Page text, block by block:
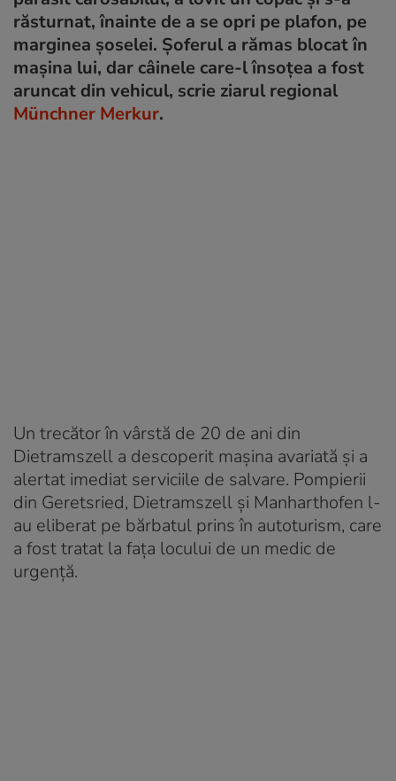
răsturnat, înainte de a se opri pe plafon, pe
marginea șoselei. Șoferul a rămas blocat în
mașina lui, dar câinele care-l însoțea a fost
aruncat din vehicul, scrie ziarul regional
Münchner Merkur.
Un trecător în vârstă de 20 de ani din
Dietramszell a descoperit mașina avariată și a
alertat imediat serviciile de salvare. Pompierii
din Geretsried, Dietramszell și Manharthofen l-
au eliberat pe bărbatul prins în autoturism, care
a fost tratat la fața locului de un medic de
urgență.